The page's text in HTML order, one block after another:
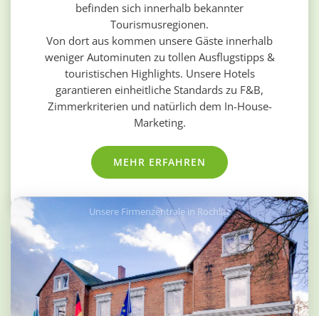
befinden sich innerhalb bekannter
Tourismusregionen.
Von dort aus kommen unsere Gäste innerhalb
weniger Autominuten zu tollen Ausflugstipps &
touristischen Highlights. Unsere Hotels
garantieren einheitliche Standards zu F&B,
Zimmerkriterien und natürlich dem In-House-
Marketing.
MEHR ERFAHREN
Unsere Firmenzentrale in Rochlitz